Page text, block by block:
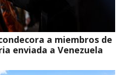
a miembros de
enviada a Venezuela